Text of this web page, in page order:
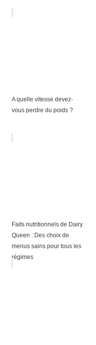
A quelle vitesse devez-
vous perdre du poids ?
Faits nutritionnels de Dairy
Queen : Des choix de
menus sains pour tous les
régimes